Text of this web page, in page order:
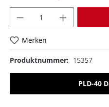
Merken
Produktnummer: 15357
PLD-40